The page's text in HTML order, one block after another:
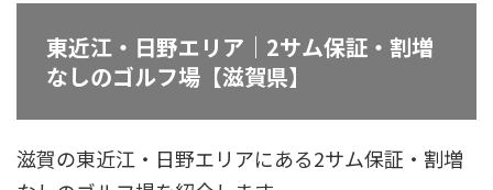
東近江・日野エリア｜2サム保証・割増
なしのゴルフ場【滋賀県】
滋賀の東近江・日野エリアにある2サム保証・割増